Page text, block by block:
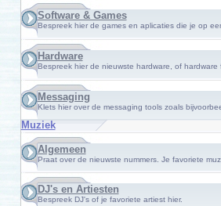
Software & Games
Bespreek hier de games en aplicaties die je op
Hardware
Bespreek hier de nieuwste hardware, of hardware
Messaging
Klets hier over de messaging tools zoals
Muziek
Algemeen
Praat over de nieuwste nummers. Je favoriete
DJ's en Artiesten
Bespreek DJ's of je favoriete artiest hier.